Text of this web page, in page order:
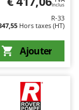
Inclus
R-33
Hors taxes (HT)
Ajouter